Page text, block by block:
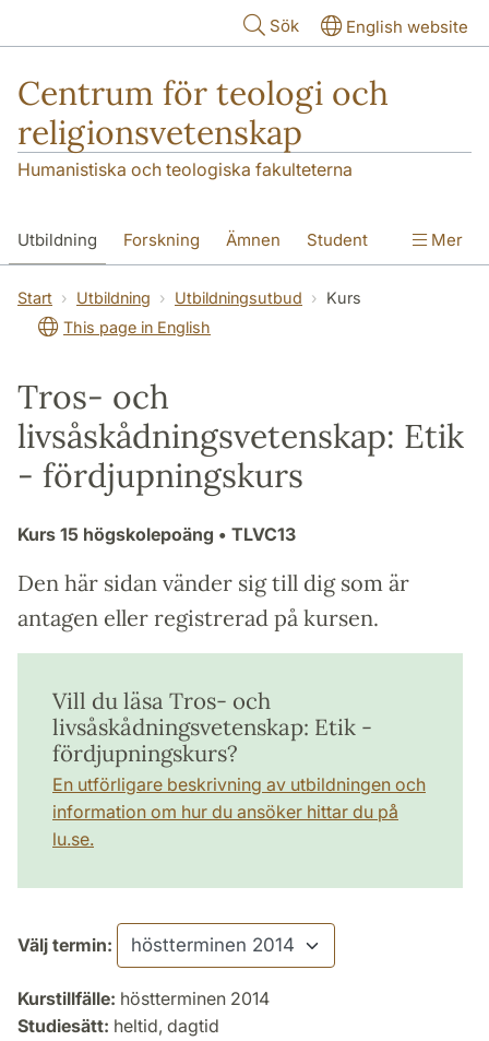
Sök English website
Centrum för teologi och
religionsvetenskap
Humanistiska och teologiska fakulteterna
Utbildning Forskning Ämnen Student
Institutionen
Mer
Start Utbildning Utbildningsutbud
Kurs
This page in English
Tros- och
livsåskådningsvetenskap: Etik
- fördjupningskurs
Kurs 15 högskolepoäng • TLVC13
Den här sidan vänder sig till dig som är
antagen eller registrerad på kursen.
Vill du läsa Tros- och
livsåskådningsvetenskap: Etik -
fördjupningskurs?
En utförligare beskrivning av utbildningen och
information om hur du ansöker hittar du på
lu.se.
Välj termin:
Kurstillfälle: höstterminen 2014
Studiesätt: heltid, dagtid